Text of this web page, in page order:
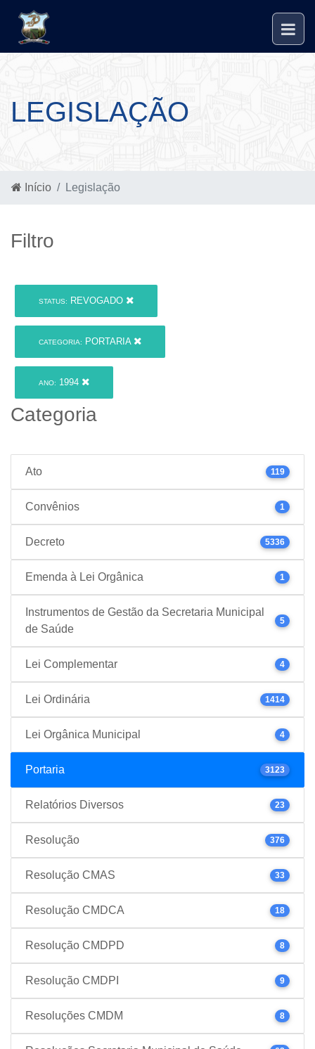
LEGISLAÇÃO
Início Legislação
Filtro
STATUS: REVOGADO
CATEGORIA: PORTARIA
ANO: 1994
Categoria
Ato 119
Convênios 1
Decreto 5336
Emenda à Lei Orgânica 1
Instrumentos de Gestão da Secretaria Municipal
de Saúde
5
Lei Complementar 4
Lei Ordinária 1414
Lei Orgânica Municipal 4
Portaria 3123
Relatórios Diversos 23
Resolução 376
Resolução CMAS 33
Resolução CMDCA 18
Resolução CMDPD 8
Resolução CMDPI 9
Resoluções CMDM 8